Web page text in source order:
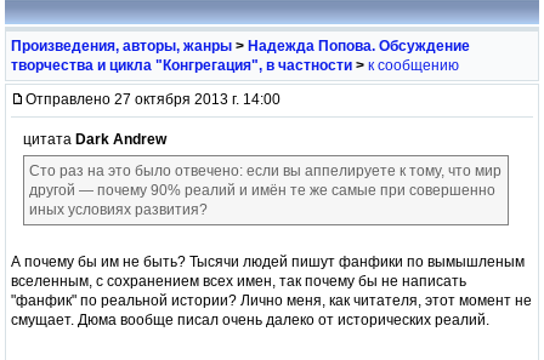
Произведения, авторы, жанры > Надежда Попова. Обсуждение
творчества и цикла "Конгрегация", в частности > к сообщению
Отправлено 27 октября 2013 г. 14:00
цитата Dark Andrew
Сто раз на это было отвечено: если вы аппелируете к тому, что мир
другой — почему 90% реалий и имён те же самые при совершенно
иных условиях развития?
А почему бы им не быть? Тысячи людей пишут фанфики по вымышленым
вселенным, с сохранением всех имен, так почему бы не написать
"фанфик" по реальной истории? Лично меня, как читателя, этот момент не
смущает. Дюма вообще писал очень далеко от исторических реалий.